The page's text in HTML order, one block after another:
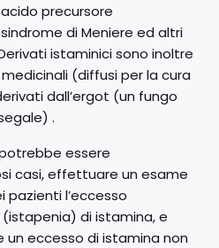
precursore
di Meniere ed altri
istaminici sono inoltre
(diffusi per la cura
dall’ergot (un fungo
.
essere
casi, effettuare un esame
l’eccesso
di istamina, e
eccesso di istamina non